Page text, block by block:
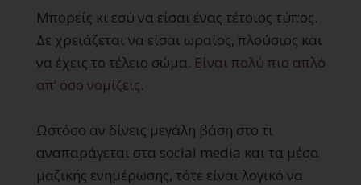
Μπορείς κι εσύ να είσαι ένας τέτοιος τύπος.
Δε χρειάζεται να είσαι ωραίος, πλούσιος και
να έχεις το τέλειο σώμα. Είναι πολύ πιο απλό
απ’ όσο νομίζεις.
Ωστόσο αν δίνεις μεγάλη βάση στο τι
αναπαράγεται στα social media και τα μέσα
μαζικής ενημέρωσης, τότε είναι λογικό να